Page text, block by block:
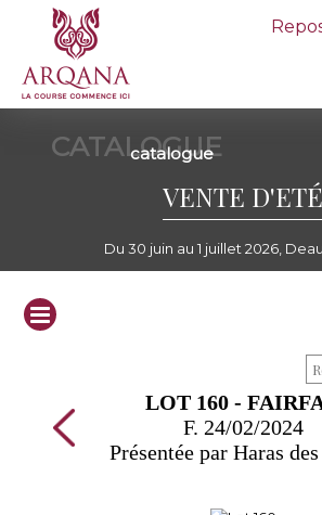
CATALOGUE
catalogue
VENTE D'ETÉ
Du 30 juin au 1 juillet 2026,
LOT 160 -
F. 24/02/2024
Présentée par Haras